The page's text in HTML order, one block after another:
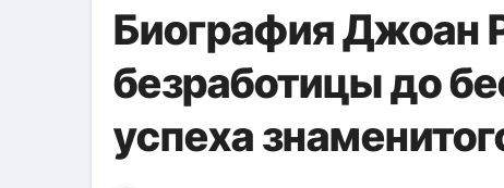
Биография Джоан
безработицы до
успеха